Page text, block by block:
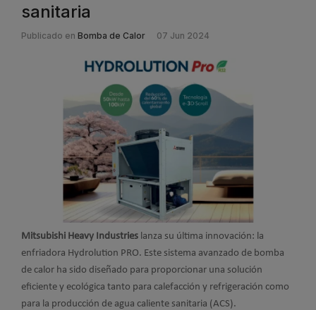
sanitaria
Publicado en Bomba de Calor 07 Jun 2024
Mitsubishi Heavy Industries lanza su última innovación: la
enfriadora Hydrolution PRO. Este sistema avanzado de bomba
de calor ha sido diseñado para proporcionar una solución
eficiente y ecológica tanto para calefacción y refrigeración como
para la producción de agua caliente sanitaria (ACS).